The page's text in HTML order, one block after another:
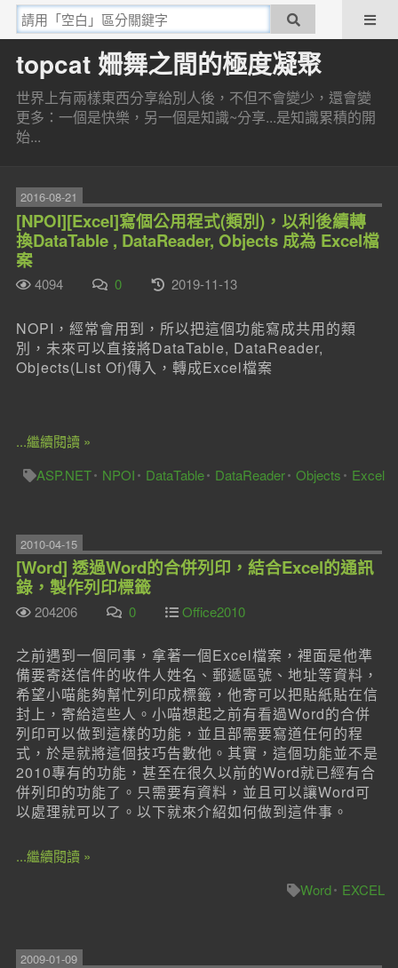
topcat 姍舞之間的極度凝聚
世界上有兩樣東西分享給別人後，不但不會變少，還會變
更多：一個是快樂，另一個是知識~分享...是知識累積的開
始...
2016-08-21
[NPOI][Excel]寫個公用程式(類別)，以利後續轉
換DataTable , DataReader, Objects 成為 Excel檔
案
4094 0 2019-11-13
NOPI，經常會用到，所以把這個功能寫成共用的類
別，未來可以直接將DataTable, DataReader,
Objects(List Of)傳入，轉成Excel檔案
...繼續閱讀 »
ASP.NET
NPOI DataTable DataReader Objects Excel
2010-04-15
[Word] 透過Word的合併列印，結合Excel的通訊
錄，製作列印標籤
204206 0 Office2010
之前遇到一個同事，拿著一個Excel檔案，裡面是他準
備要寄送信件的收件人姓名、郵遞區號、地址等資料，
希望小喵能夠幫忙列印成標籤，他寄可以把貼紙貼在信
封上，寄給這些人。小喵想起之前有看過Word的合併
列印可以做到這樣的功能，並且部需要寫道任何的程
式，於是就將這個技巧告數他。其實，這個功能並不是
2010專有的功能，甚至在很久以前的Word就已經有合
併列印的功能了。只需要有資料，並且可以讓Word可
以處理就可以了。以下就來介紹如何做到這件事。
...繼續閱讀 »
Word
EXCEL
2009-01-09